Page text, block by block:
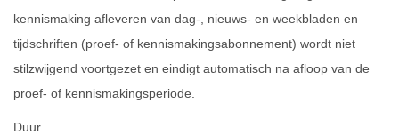
kennismaking afleveren van dag-, nieuws- en weekbladen en
tijdschriften (proef- of kennismakingsabonnement) wordt niet
stilzwijgend voortgezet en eindigt automatisch na afloop van de
proef- of kennismakingsperiode.
Duur